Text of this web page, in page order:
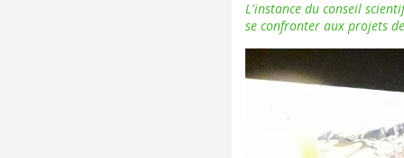
L'instance du conseil
se confronter aux projets